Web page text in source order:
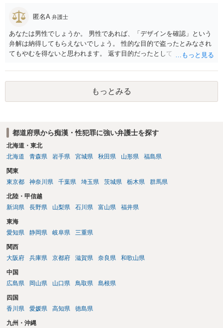
匿名A 弁護士
あなたは男性でしょうか。 男性であれば、「デザインを確認」という
弁解は納得してもらえないでしょう。 性的な目的で盗ったとみなされ
てもやむを得ないと思われます。 返す目的だったとしても、性的な目
法領得の意思は発現しており、窃盗の既遂罪は成立し得まると思われ
ます。 元の場所に戻したのは、前述の目的を遂行する関係上、ばれな
いように戻したと評価されることになるのではないかと思います。 防
犯カメラに写っているのがあなたなのかは不明ですが、極めて深刻な
す。
もっとみる
都道府県から痴漢・性犯罪に強い弁護士を探す
北海道・東北
北海道
青森県 岩手県 宮城県 秋田県 山形県 福島県
関東
東京都
神奈川県 千葉県 埼玉県 茨城県 栃木県 群馬県
北陸・甲信越
新潟県
長野県 山梨県 石川県 富山県 福井県
東海
愛知県
静岡県 岐阜県 三重県
関西
大阪府
兵庫県 京都府 滋賀県 奈良県 和歌山県
中国
広島県
岡山県 山口県 鳥取県 島根県
四国
香川県
愛媛県 高知県 徳島県
九州・沖縄